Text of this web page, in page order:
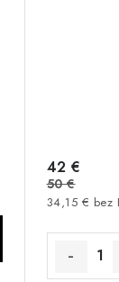
34,15 € bez
42 €
50 €